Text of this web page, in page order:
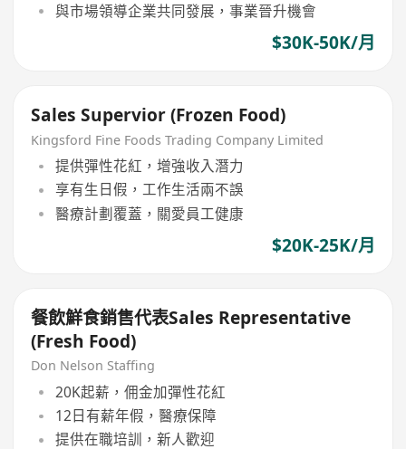
與市場領導企業共同發展，事業晉升機會
$30K-50K/月
Sales Supervior (Frozen Food)
Kingsford Fine Foods Trading Company Limited
提供彈性花紅，增強收入潛力
享有生日假，工作生活兩不誤
醫療計劃覆蓋，關愛員工健康
$20K-25K/月
餐飲鮮食銷售代表Sales Representative
(Fresh Food)
Don Nelson Staffing
20K起薪，佣金加彈性花紅
12日有薪年假，醫療保障
提供在職培訓，新人歡迎